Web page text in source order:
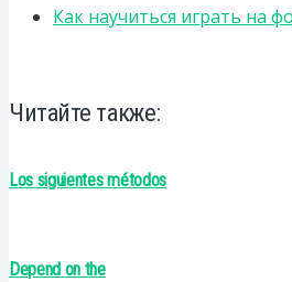
Как научиться играть на
Читайте также:
Los siguientes métodos
Depend on the